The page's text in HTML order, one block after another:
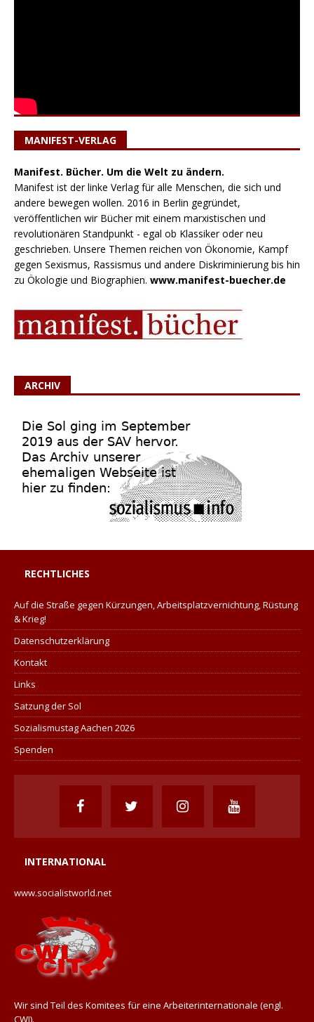
MANIFEST-VERLAG
Manifest. Bücher. Um die Welt zu ändern.
Manifest ist der linke Verlag für alle Menschen, die sich und
andere bewegen wollen. 2016 in Berlin gegründet,
veröffentlichen wir Bücher mit einem marxistischen und
revolutionären Standpunkt - egal ob Klassiker oder neu
geschrieben. Unsere Themen reichen von Ökonomie, Kampf
gegen Sexismus, Rassismus und andere Diskriminierung bis hin
zu Ökologie und Biographien. www.manifest-buecher.de
ARCHIV
RECHTLICHES
Auf die Straße gegen Kürzungen, Arbeitsplatzvernichtung, Rüstung
& Krieg!
Datenschutzerklärung
Kontakt
Links
Satzung der Sol
Sozialismustag Aachen 2026
Spenden
INTERNATIONAL
www.socialistworld.net
Wir sind Teil des Komitees für eine Arbeiterinternationale (engl.
CWI).